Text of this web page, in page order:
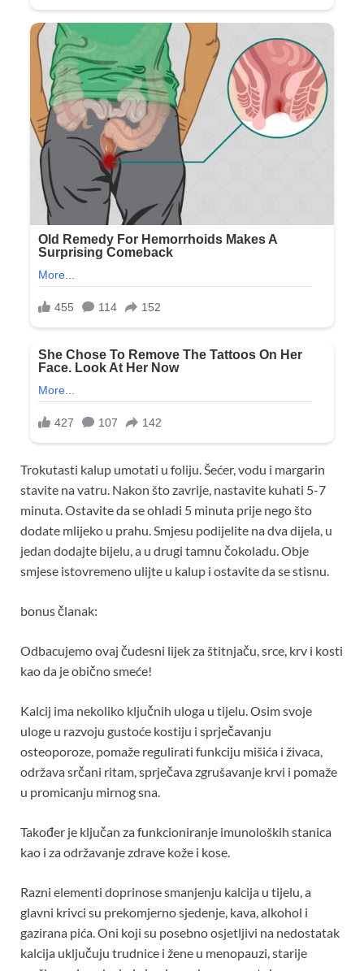
Trokutasti kalup umotati u foliju. Šećer, vodu i margarin
stavite na vatru. Nakon što zavrije, nastavite kuhati 5-7
minuta. Ostavite da se ohladi 5 minuta prije nego što
dodate mlijeko u prahu. Smjesu podijelite na dva dijela, u
jedan dodajte bijelu, a u drugi tamnu čokoladu. Obje
smjese istovremeno ulijte u kalup i ostavite da se stisnu.
bonus članak:
Odbacujemo ovaj čudesni lijek za štitnjaču, srce, krv i kosti
kao da je obično smeće!
Kalcij ima nekoliko ključnih uloga u tijelu. Osim svoje
uloge u razvoju gustoće kostiju i sprječavanju
osteoporoze, pomaže regulirati funkciju mišića i živaca,
održava srčani ritam, sprječava zgrušavanje krvi i pomaže
u promicanju mirnog sna.
Također je ključan za funkcioniranje imunoloških stanica
kao i za održavanje zdrave kože i kose.
Razni elementi doprinose smanjenju kalcija u tijelu, a
glavni krivci su prekomjerno sjedenje, kava, alkohol i
gazirana pića. Oni koji su posebno osjetljivi na nedostatak
kalcija uključuju trudnice i žene u menopauzi, starije